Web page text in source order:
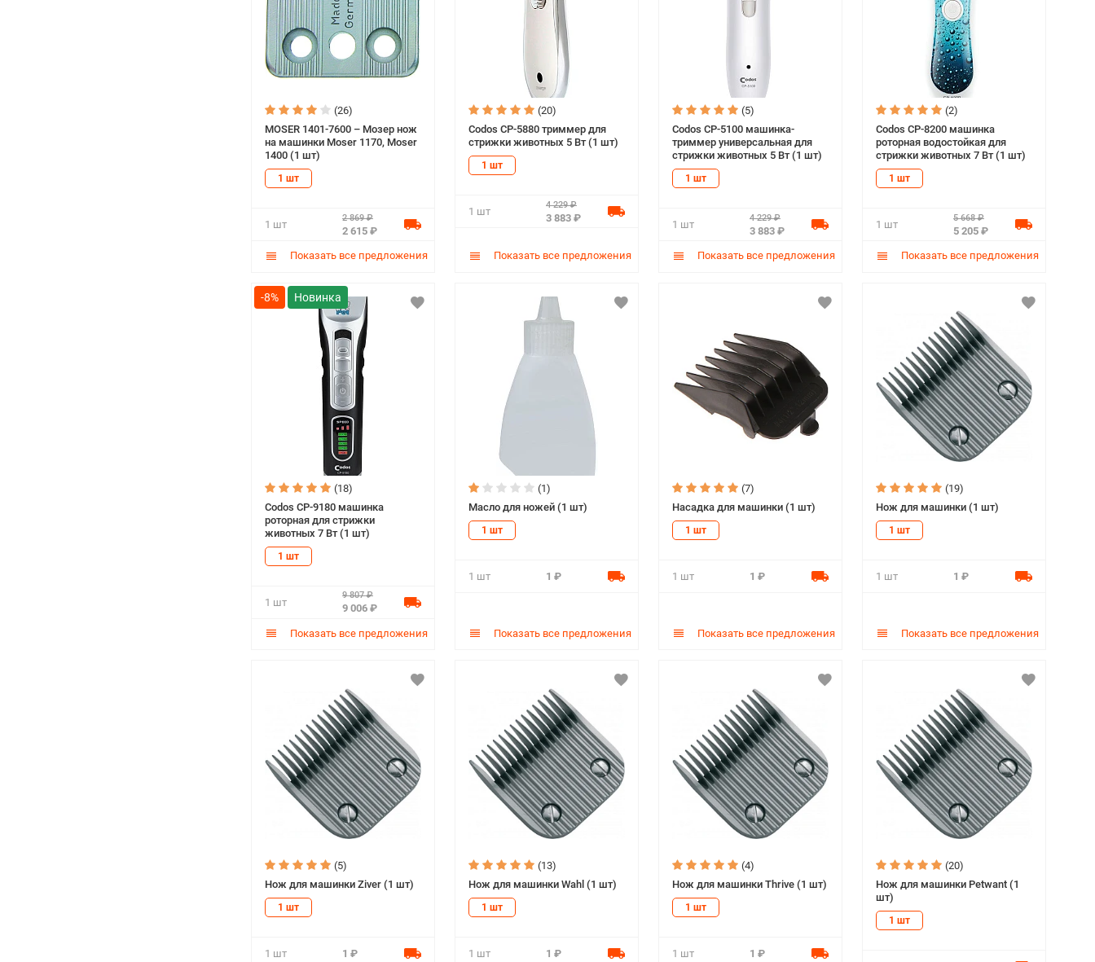
(26)
MOSER 1401-7600 – Мозер нож
на машинки Moser 1170, Moser
1400 (1 шт)
1 шт
1 шт
2 869 ₽
2 615 ₽
Показать все предложения
(20)
Codos СР-5880 триммер для
стрижки животных 5 Вт (1 шт)
1 шт
1 шт
4 229 ₽
3 883 ₽
Показать все предложения
(5)
Codos СР-5100 машинка-
триммер универсальная для
стрижки животных 5 Вт (1 шт)
1 шт
1 шт
4 229 ₽
3 883 ₽
Показать все предложения
(2)
Codos СР-8200 машинка
роторная водостойкая для
стрижки животных 7 Вт (1 шт)
1 шт
1 шт
5 668 ₽
5 205 ₽
Показать все предложения
-8%
(18)
Codos СР-9180 машинка
роторная для стрижки
животных 7 Вт (1 шт)
1 шт
1 шт
9 807 ₽
9 006 ₽
Показать все предложения
(1)
Масло для ножей (1 шт)
1 шт
1 шт 1 ₽
Показать все предложения
(7)
Насадка для машинки (1 шт)
1 шт
1 шт 1 ₽
Показать все предложения
(19)
Нож для машинки (1 шт)
1 шт
1 шт 1 ₽
Показать все предложения
(5)
Нож для машинки Ziver (1 шт)
1 шт
1 шт 1 ₽
(13)
Нож для машинки Wahl (1 шт)
1 шт
1 шт 1 ₽
(4)
Нож для машинки Thrive (1 шт)
1 шт
1 шт 1 ₽
(20)
Нож для машинки Petwant (1
шт)
1 шт